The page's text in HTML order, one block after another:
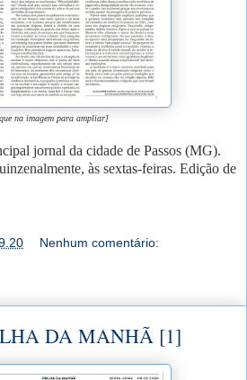
na imagem para ampliar]
jornal da cidade de Passos (MG).
às sextas-feiras. Edição de
Nenhum comentário:
DA MANHÃ [1]